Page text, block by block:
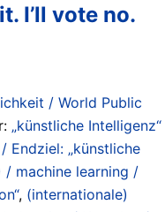
I’ll vote no.
/ World Public
„künstliche Intelligenz“
Endziel: „künstliche
/ machine learning /
, (internationale)